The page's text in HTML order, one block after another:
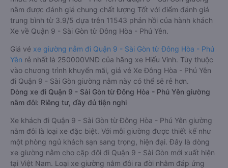
nằm được đánh giá chung chất lượng Tốt với điểm đánh giá
trung bình từ 3.9/5 dựa trên 11543 phản hồi của hành khách
Xe về Quận 9 - Sài Gòn từ Đông Hòa - Phú Yên.
Giá vé xe giường nằm đi Quận 9 - Sài Gòn từ Đông Hòa - Phú
Yên rẻ nhất là 250000VND của hãng xe Hiếu Vinh. Tùy thuộc
vào chương trình khuyến mãi, giá vé Xe Đông Hòa - Phú Yên
đi Quận 9 - Sài Gòn giường nằm này có thể sẽ rẻ hơn.
Dòng xe đi Quận 9 - Sài Gòn từ Đông Hòa - Phú Yên giường
nằm đôi: Riêng tư, đầy đủ tiện nghi
Xe khách đi Quận 9 - Sài Gòn từ Đông Hòa - Phú Yên giường
nằm đôi là loại xe đặc biệt. Với mỗi giường được thiết kế như
một phòng ngủ khách sạn sang trọng, hiện đại. Đây là dòng
xe giường nằm cho cặp đôi đi Quận 9 - Sài Gòn mới xuất hiện
tại Việt Nam. Loại xe giường nằm đôi ra đời nhằm đáp ứng